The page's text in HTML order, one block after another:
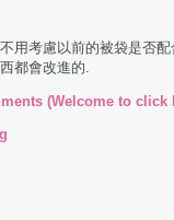
用考慮以前的被袋是否
都會改進的.
(Welcome to click